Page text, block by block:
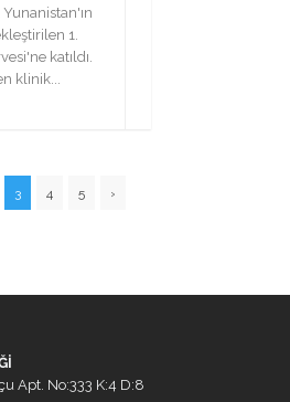
1.
katıldı.
klinik...
3 4 5 ›
Apt. No:333 K:4 D:8